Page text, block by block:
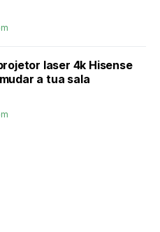
laser 4k Hisense
a tua sala